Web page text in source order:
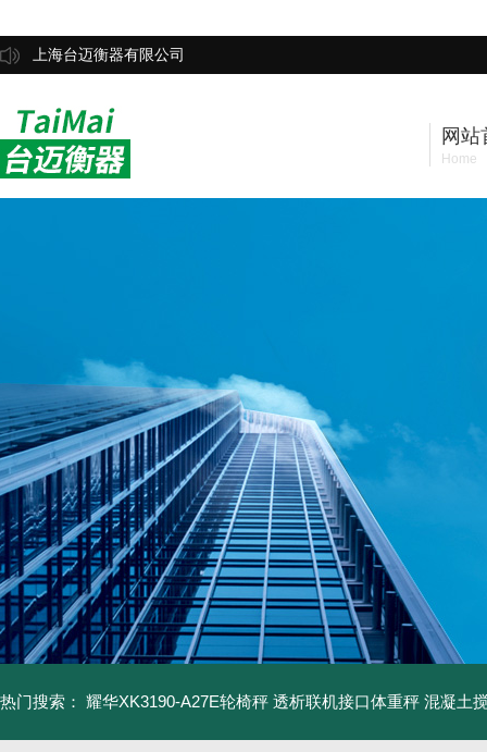
上海台迈衡器有限公司
网站
Home
热门搜索： 耀华XK3190-A27E轮椅秤 透析联机接口体重秤 混凝土